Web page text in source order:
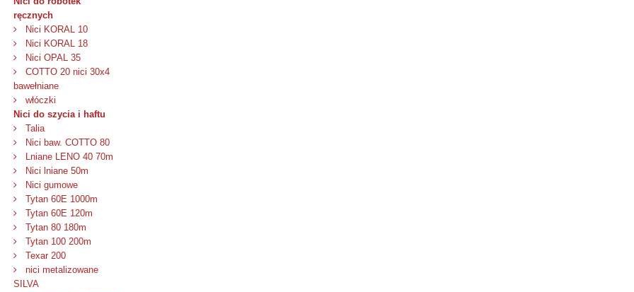
ręcznych
Nici KORAL 10
Nici KORAL 18
Nici OPAL 35
COTTO 20 nici 30x4
bawełniane
włóczki
Nici do szycia i haftu
Talia
Nici baw. COTTO 80
Lniane LENO 40 70m
Nici lniane 50m
Nici gumowe
Tytan 60E 1000m
Tytan 60E 120m
Tytan 80 180m
Tytan 100 200m
Texar 200
nici metalizowane
SILVA